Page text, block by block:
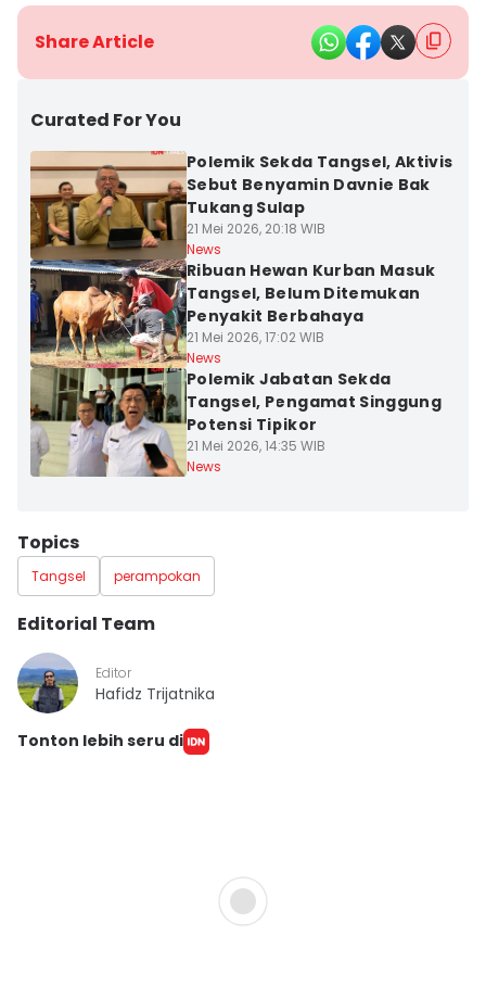
Share Article
Curated For You
Polemik Sekda Tangsel, Aktivis
Sebut Benyamin Davnie Bak
Tukang Sulap
21 Mei 2026, 20:18 WIB
News
Ribuan Hewan Kurban Masuk
Tangsel, Belum Ditemukan
Penyakit Berbahaya
21 Mei 2026, 17:02 WIB
News
Polemik Jabatan Sekda
Tangsel, Pengamat Singgung
Potensi Tipikor
21 Mei 2026, 14:35 WIB
News
Topics
Tangsel perampokan
Editorial Team
Editor
Hafidz Trijatnika
Tonton lebih seru di